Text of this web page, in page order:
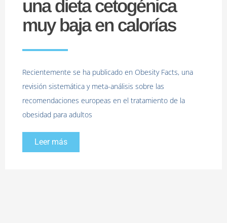
una dieta cetogénica
muy baja en calorías
Recientemente se ha publicado en Obesity Facts, una
revisión sistemática y meta-análisis sobre las
recomendaciones europeas en el tratamiento de la
obesidad para adultos
Leer más